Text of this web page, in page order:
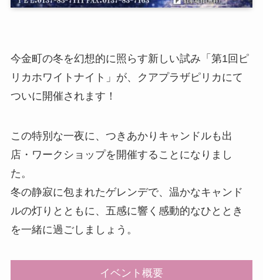
今金町の冬を幻想的に照らす新しい試み「第1回ピ
リカホワイトナイト」が、クアプラザピリカにて
ついに開催されます！
この特別な一夜に、つきあかりキャンドルも出
店・ワークショップを開催することになりまし
た。
冬の静寂に包まれたゲレンデで、温かなキャンド
ルの灯りとともに、五感に響く感動的なひととき
を一緒に過ごしましょう。
イベント概要